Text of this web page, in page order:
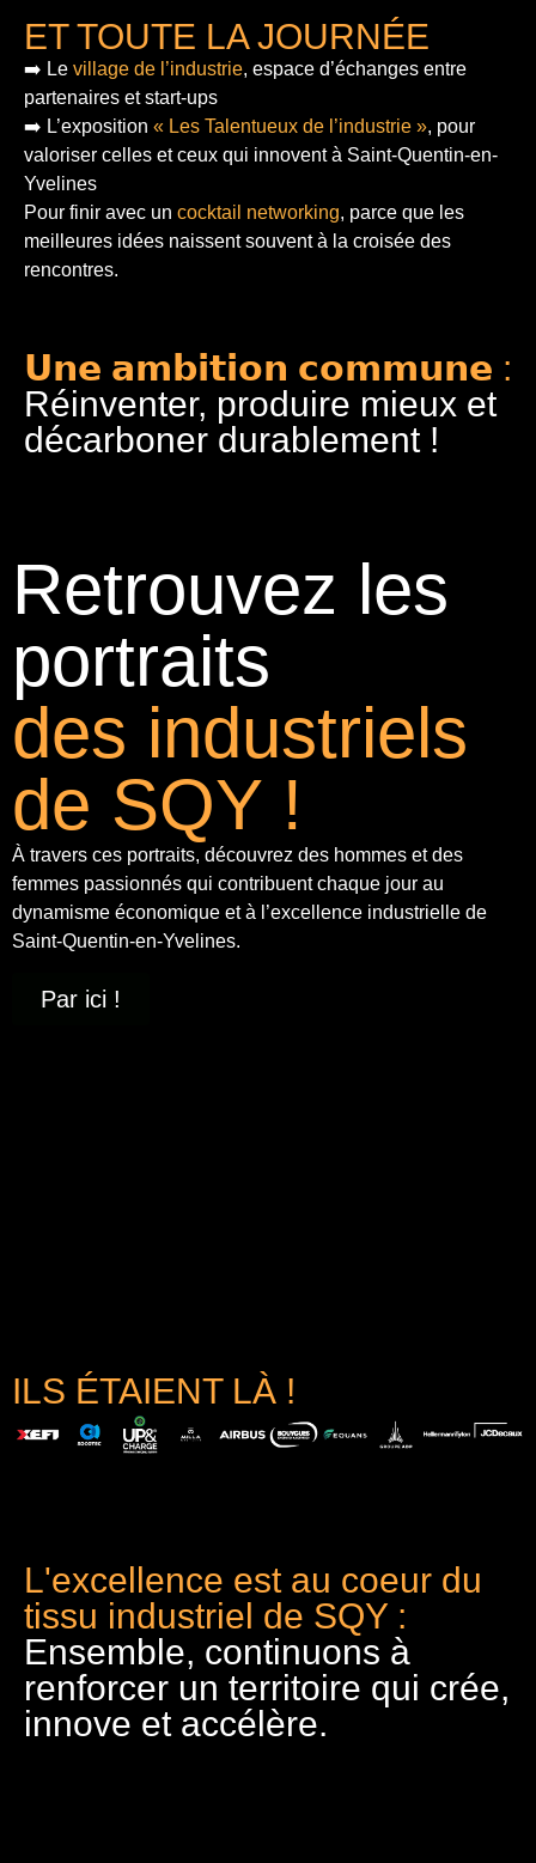
ET TOUTE LA JOURNÉE
➡️ Le village de l’industrie, espace d’échanges entre
partenaires et start-ups
➡️ L’exposition « Les Talentueux de l’industrie », pour
valoriser celles et ceux qui innovent à Saint-Quentin-en-
Yvelines
Pour finir avec un cocktail networking, parce que les
meilleures idées naissent souvent à la croisée des
rencontres.
𝗨𝗻𝗲 𝗮𝗺𝗯𝗶𝘁𝗶𝗼𝗻 𝗰𝗼𝗺𝗺𝘂𝗻𝗲 :
Réinventer, produire mieux et
décarboner durablement !
Retrouvez les
portraits
des industriels
de SQY !
À travers ces portraits, découvrez des hommes et des
femmes passionnés qui contribuent chaque jour au
dynamisme économique et à l’excellence industrielle de
Saint-Quentin-en-Yvelines.
Par ici !
ILS ÉTAIENT LÀ !
L'excellence est au coeur du
tissu industriel de SQY :
Ensemble, continuons à
renforcer un territoire qui crée,
innove et accélère.